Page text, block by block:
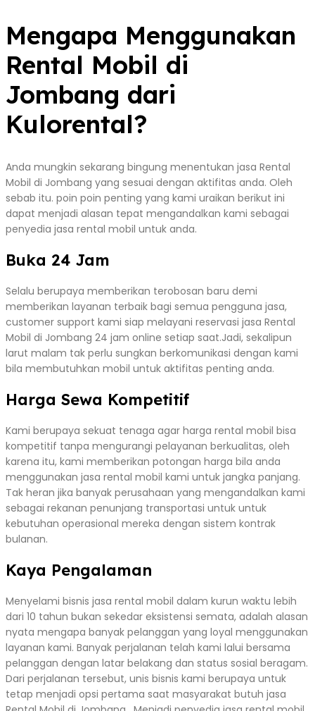
Mengapa Menggunakan
Rental Mobil di
Jombang dari
Kulorental?
Anda mungkin sekarang bingung menentukan jasa Rental
Mobil di Jombang yang sesuai dengan aktifitas anda. Oleh
sebab itu. poin poin penting yang kami uraikan berikut ini
dapat menjadi alasan tepat mengandalkan kami sebagai
penyedia jasa rental mobil untuk anda.
Buka 24 Jam
Selalu berupaya memberikan terobosan baru demi
memberikan layanan terbaik bagi semua pengguna jasa,
customer support kami siap melayani reservasi jasa Rental
Mobil di Jombang 24 jam online setiap saat.Jadi, sekalipun
larut malam tak perlu sungkan berkomunikasi dengan kami
bila membutuhkan mobil untuk aktifitas penting anda.
Harga Sewa Kompetitif
Kami berupaya sekuat tenaga agar harga rental mobil bisa
kompetitif tanpa mengurangi pelayanan berkualitas, oleh
karena itu, kami memberikan potongan harga bila anda
menggunakan jasa rental mobil kami untuk jangka panjang.
Tak heran jika banyak perusahaan yang mengandalkan kami
sebagai rekanan penunjang transportasi untuk untuk
kebutuhan operasional mereka dengan sistem kontrak
bulanan.
Kaya Pengalaman
Menyelami bisnis jasa rental mobil dalam kurun waktu lebih
dari 10 tahun bukan sekedar eksistensi semata, adalah alasan
nyata mengapa banyak pelanggan yang loyal menggunakan
layanan kami. Banyak perjalanan telah kami lalui bersama
pelanggan dengan latar belakang dan status sosial beragam.
Dari perjalanan tersebut, unis bisnis kami berupaya untuk
tetap menjadi opsi pertama saat masyarakat butuh jasa